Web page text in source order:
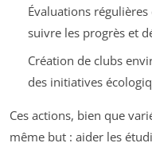
Évaluations régulières
suivre les progrès et
Création de clubs
des initiatives
Ces actions, bien que
même but : aider les